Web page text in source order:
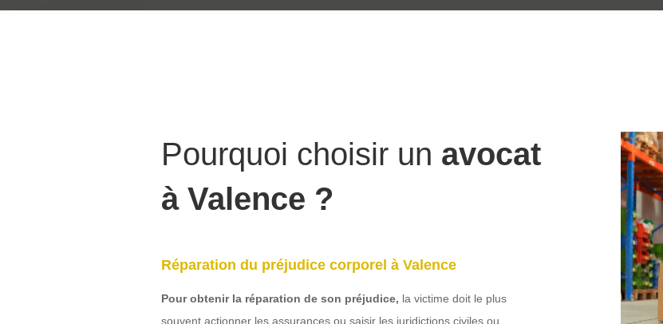
Pourquoi choisir un avocat
à Valence ?
Réparation du préjudice corporel à Valence
Pour obtenir la réparation de son préjudice, la victime doit le plus
souvent actionner les assurances ou saisir les juridictions civiles ou